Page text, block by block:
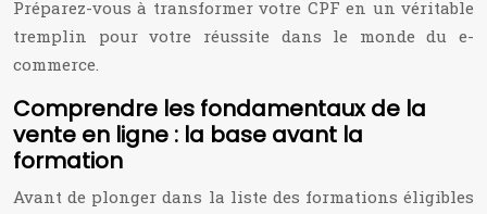
Préparez-vous à transformer votre CPF en un véritable
tremplin pour votre réussite dans le monde du e-
commerce.
Comprendre les fondamentaux de la
vente en ligne : la base avant la
formation
Avant de plonger dans la liste des formations éligibles